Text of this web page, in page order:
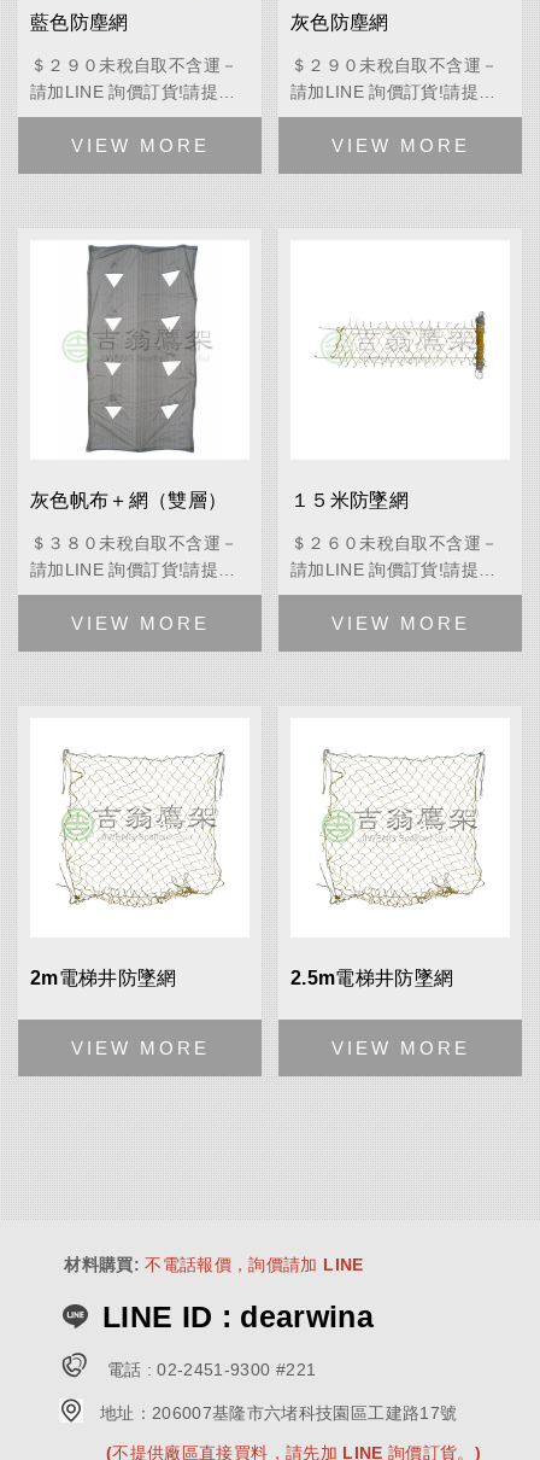
藍色防塵網
＄２９０未稅自取不含運－
請加LINE 詢價訂貨!請提供
公司資料、預計送貨地點、
產品名稱+規格尺寸+數量，
拿到正式報價單。
灰色防塵網
＄２９０未稅自取不含運－
請加LINE 詢價訂貨!請提供
公司資料、預計送貨地點、
產品名稱+規格尺寸+數量，
拿到正式報價單。
灰色帆布＋網（雙層）
＄３８０未稅自取不含運－
請加LINE 詢價訂貨!請提供
公司資料、預計送貨地點、
產品名稱+規格尺寸+數量，
拿到正式報價單。
１５米防墜網
＄２６０未稅自取不含運－
請加LINE 詢價訂貨!請提供
公司資料、預計送貨地點、
產品名稱+規格尺寸+數量，
拿到正式報價單。
2m電梯井防墜網 2.5m電梯井防墜網
材料購買: 不電話報價，詢價請加 LINE
LINE ID : dearwina
電話 :02-2451-9300 #221
地址： 206007基隆市六堵科技園區工建路17號
(不提供廠區直接買料，請先加 LINE 詢價訂貨。)